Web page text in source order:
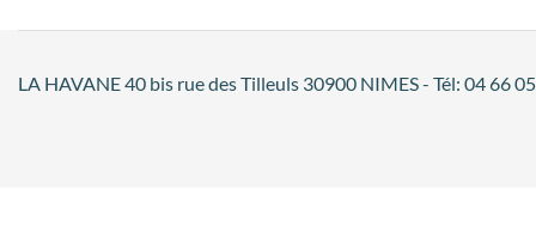
LA HAVANE 40 bis rue des Tilleuls 30900 NIMES - Tél: 04 66